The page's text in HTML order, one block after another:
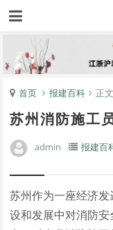
首页 报建百科 正文
苏州消防施工
admin 报建百
苏州作为一座经济
设和发展中对消防